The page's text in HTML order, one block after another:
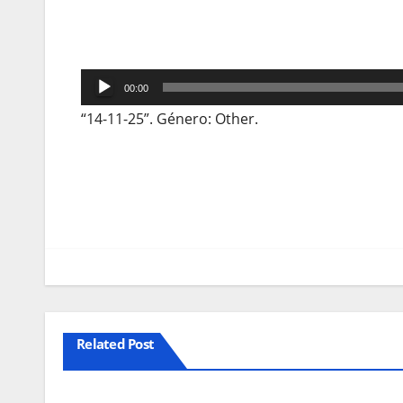
Reprodutor
de
00:00
“14-11-25”. Género: Other.
Related Post